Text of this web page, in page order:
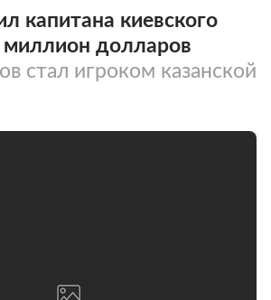
капитана киевского
долларов
стал игроком казанской